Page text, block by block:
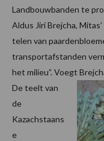
Landbouwbanden te
Aldus Jiri Brejcha,
telen van
transportafstanden
het milieu”. Voegt
De teelt van
de
Kazachstaans
e